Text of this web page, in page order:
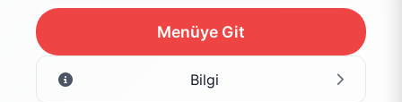
Menüye Git
Bilgi